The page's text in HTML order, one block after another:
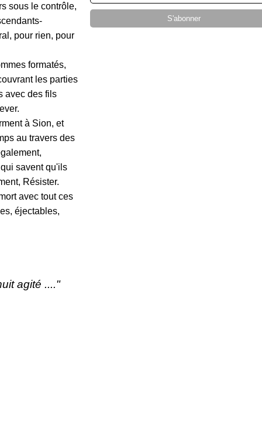
sous le contrôle,
pour rien, pour
formatés,
les parties
avec des fils
à Sion, et
au travers des
savent qu'ils
Résister.
avec tout ces
éjectables,
agité ...."